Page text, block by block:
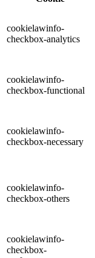
cookielawinfo-
checkbox-analytics
cookielawinfo-
checkbox-functional
cookielawinfo-
checkbox-necessary
cookielawinfo-
checkbox-others
cookielawinfo-
checkbox-